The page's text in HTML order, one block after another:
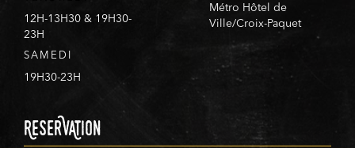
12H-13H30 & 19H30-
23H
SAMEDI
19H30-23H
Métro Hôtel de
Ville/Croix-Paquet
ReserVAtion